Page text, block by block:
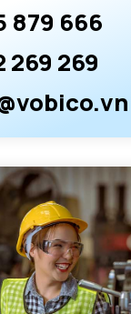
879 666
269 269